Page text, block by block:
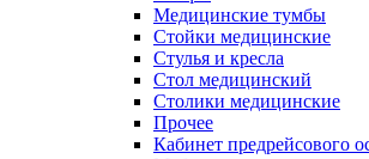
Медицинские тумбы
Стойки медицинские
Cтулья и кресла
Стол медицинский
Столики медицинские
Прочее
Кабинет предрейсового